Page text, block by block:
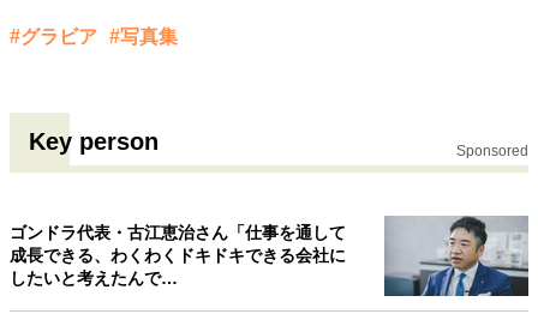
#グラビア #写真集
Key person Sponsored
ゴンドラ代表・古江恵治さん「仕事を通して
成長できる、わくわくドキドキできる会社に
したいと考えたんで…